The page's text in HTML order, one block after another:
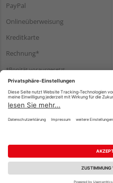
PayPal
Onlineüberweisung
Kreditkarte
Rechnung*
*Bonität vorausgesetzt
Impressum Datenschutz
Barrierefreiheitserklärung